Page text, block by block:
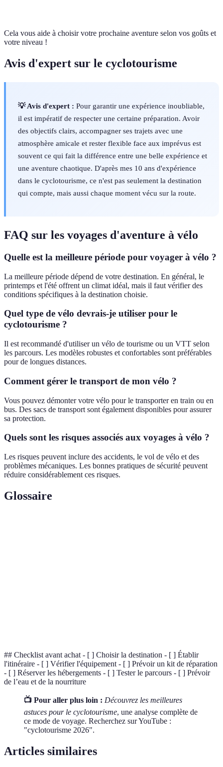
Cela vous aide à choisir votre prochaine aventure selon vos goûts et
votre niveau !
Avis d'expert sur le cyclotourisme
💡 Avis d'expert : Pour garantir une expérience inoubliable,
il est impératif de respecter une certaine préparation. Avoir
des objectifs clairs, accompagner ses trajets avec une
atmosphère amicale et rester flexible face aux imprévus est
souvent ce qui fait la différence entre une belle expérience et
une aventure chaotique. D'après mes 10 ans d'expérience
dans le cyclotourisme, ce n'est pas seulement la destination
qui compte, mais aussi chaque moment vécu sur la route.
FAQ sur les voyages d'aventure à vélo
Quelle est la meilleure période pour voyager à vélo ?
La meilleure période dépend de votre destination. En général, le
printemps et l'été offrent un climat idéal, mais il faut vérifier des
conditions spécifiques à la destination choisie.
Quel type de vélo devrais-je utiliser pour le
cyclotourisme ?
Il est recommandé d'utiliser un vélo de tourisme ou un VTT selon
les parcours. Les modèles robustes et confortables sont préférables
pour de longues distances.
Comment gérer le transport de mon vélo ?
Vous pouvez démonter votre vélo pour le transporter en train ou en
bus. Des sacs de transport sont également disponibles pour assurer
sa protection.
Quels sont les risques associés aux voyages à vélo ?
Les risques peuvent inclure des accidents, le vol de vélo et des
problèmes mécaniques. Les bonnes pratiques de sécurité peuvent
réduire considérablement ces risques.
Glossaire
## Checklist avant achat - [ ] Choisir la destination - [ ] Établir
l'itinéraire - [ ] Vérifier l'équipement - [ ] Prévoir un kit de réparation
- [ ] Réserver les hébergements - [ ] Tester le parcours - [ ] Prévoir
de l’eau et de la nourriture
📺 Pour aller plus loin : Découvrez les meilleures
astuces pour le cyclotourisme, une analyse complète de
ce mode de voyage. Recherchez sur YouTube :
"cyclotourisme 2026".
Articles similaires